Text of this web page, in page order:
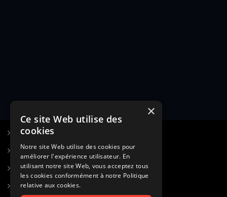
S’inscrire à Figurants.com
Questions fréquentes
Poster une annonce
Actualités
×
Ce site Web utilise des
cookies
Notre site Web utilise des cookies pour
améliorer l'expérience utilisateur. En
utilisant notre site Web, vous acceptez tous
les cookies conformément à notre Politique
relative aux cookies.